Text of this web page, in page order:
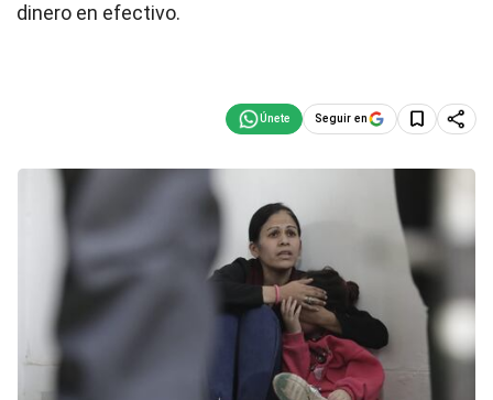
dinero en efectivo.
Seguir en